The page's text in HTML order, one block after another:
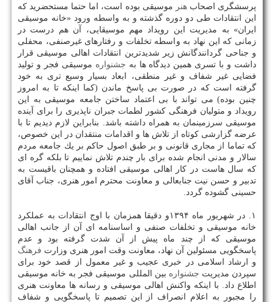
پرسشگری اصحابهنر موسیقی بوده است، اما حتما مستحضرید كه
این انتقادات طی دو دوره گذشته و به واسطه ورود «خانه موسیقی
ایران» به مدیریت این رویداد مهم موسیقایی، آن هم درست در
زمانی كه این نهاد به واسطه تخلفات و رفتارهای غیرصنفی، محفلی
و جناحی گردانندگانش زیر شدیدترین انتقادات اهالی موسیقی قرار
داشت و با تسری همین دیدگاه ها به جشنواره موسیقی فجر و تولید
فضایی غیر شفاف و غیر منطقی، ابعاد بسیار وسیع تری به خود
گرفته است كه در صورت بی پاسخ ماندن (كما اینكه تا به امروز
چنین بوده) می تواند با بی اعتماد ساختن جامعه موسیقی به این
رویداد و متولیان فرهنگی كشور لطمات جبران ناپذیری را برای آینده
موسیقی سرزمینمان به همراه داشته باشد. بنابراین لازم دیدیم تا با
عرضه گزارشی كوتاه از تلاش ها و اقدامات منتقدان در این خصوص،
كه تماما از مجاری قانونی و بر طبق اصول حاكم بر یك جامعه مردم
سالار و مدنی انجام شده برای بار چندم تلاش نماییم تا بلكه گره ای
كه سال هاست در كار اهالی موسیقی افتاده و همچنان باقیست به
تدبیر و حسن نیت جنابعالی و معاونت محترم امور هنری، جناب آقای
حسینی گشوده گردد.
۱. در شهریور ماه ۱۳۹۴و دقیقا همزمان با اوج انتقادات به عملكرد
خانه موسیقی و تخلفات صنفی و اساسنامه ای آن از جانب اهالی
موسیقی كه از چند ماه پیش از آن شدت گرفته بود و عدم
پاسخگویی مسئولین آن نهاد، معاونت وقت امور هنری وزارت فرهنگ
و ارشاد اسلامی در خبری عجیب و غیر معمول از قصد خود برای
سپردن مدیریت جشنواره بین المللی موسیقی فجر به خانه موسیقی
اطلاع داد. با اینكه واكنش اهالی موسیقی و رسانه ها معاونت هنری
را مجبور به اعلام انصراف از این تصمیم تا پاسخگویی و شفاف